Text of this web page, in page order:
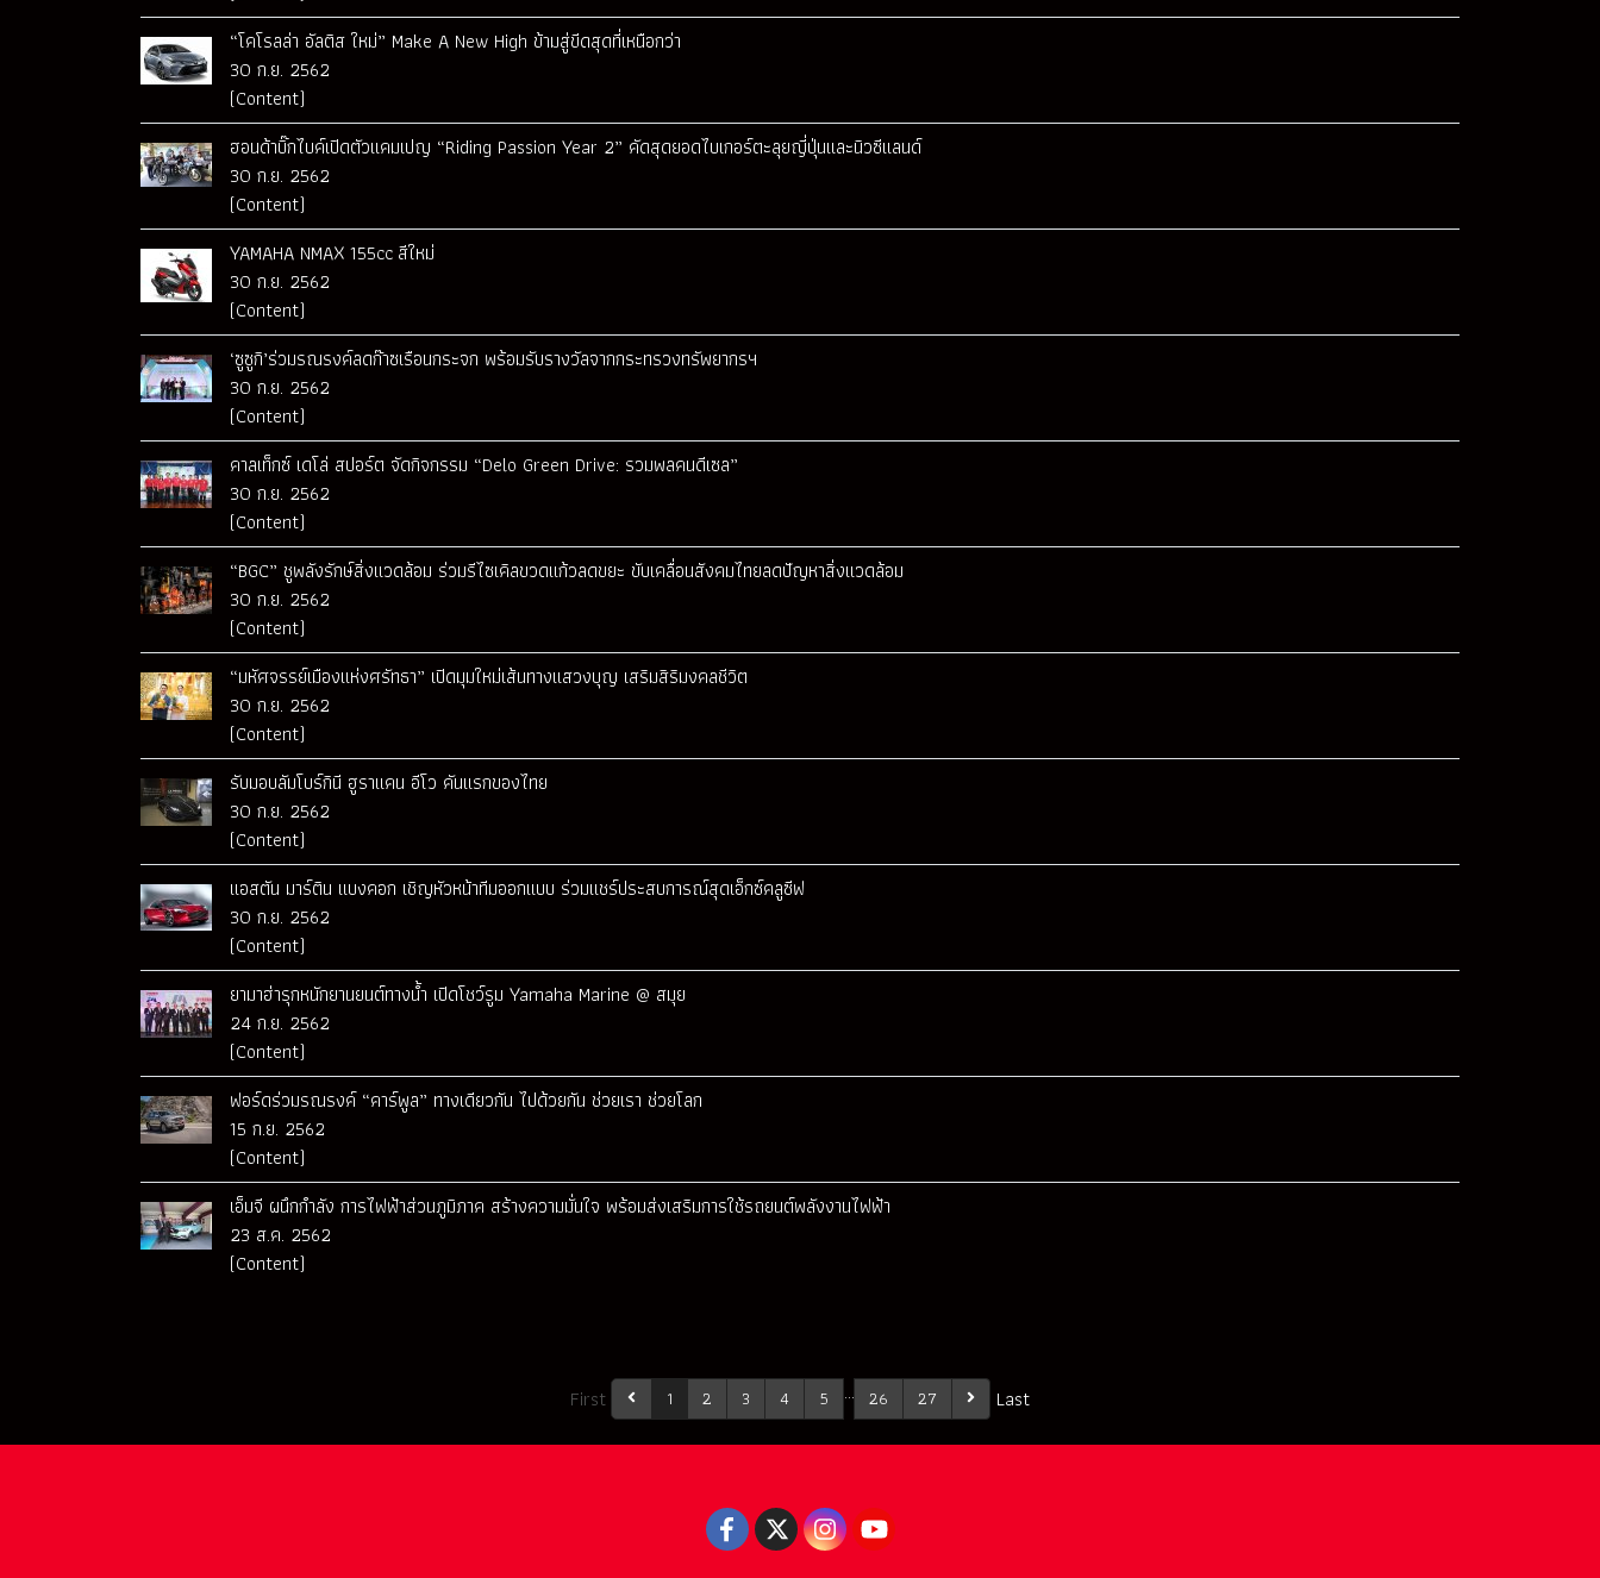
“โคโรลล่า อัลติส ใหม่” Make A New High ข้ามสู่ขีดสุดที่เหนือกว่า
30 ก.ย. 2562
(Content)
ฮอนด้าบิ๊กไบค์เปิดตัวแคมเปญ “Riding Passion Year 2” คัดสุดยอดไบเกอร์ตะลุยญี่ปุ่นและนิวซีแลนด์
30 ก.ย. 2562
(Content)
YAMAHA NMAX 155cc สีใหม่
30 ก.ย. 2562
(Content)
‘ซูซูกิ’ร่วมรณรงค์ลดก๊าซเรือนกระจก พร้อมรับรางวัลจากกระทรวงทรัพยากรฯ
30 ก.ย. 2562
(Content)
คาลเท็กซ์ เดโล่ สปอร์ต จัดกิจกรรม “Delo Green Drive: รวมพลคนดีเซล”
30 ก.ย. 2562
(Content)
“BGC” ชูพลังรักษ์สิ่งแวดล้อม ร่วมรีไซเคิลขวดแก้วลดขยะ ขับเคลื่อนสังคมไทยลดปัญหาสิ่งแวดล้อม
30 ก.ย. 2562
(Content)
“มหัศจรรย์เมืองแห่งศรัทธา” เปิดมุมใหม่เส้นทางแสวงบุญ เสริมสิริมงคลชีวิต
30 ก.ย. 2562
(Content)
รับมอบลัมโบร์กินี ฮูราแคน อีโว คันแรกของไทย
30 ก.ย. 2562
(Content)
แอสตัน มาร์ติน แบงคอก เชิญหัวหน้าทีมออกแบบ ร่วมแชร์ประสบการณ์สุดเอ็กซ์คลูซีฟ
30 ก.ย. 2562
(Content)
ยามาฮ่ารุกหนักยานยนต์ทางน้ำ เปิดโชว์รูม Yamaha Marine @ สมุย
24 ก.ย. 2562
(Content)
ฟอร์ดร่วมรณรงค์ “คาร์พูล” ทางเดียวกัน ไปด้วยกัน ช่วยเรา ช่วยโลก
15 ก.ย. 2562
(Content)
เอ็มจี ผนึกกำลัง การไฟฟ้าส่วนภูมิภาค สร้างความมั่นใจ พร้อมส่งเสริมการใช้รถยนต์พลังงานไฟฟ้า
23 ส.ค. 2562
(Content)
First 1 2 3 4 5 … 26 27 Last